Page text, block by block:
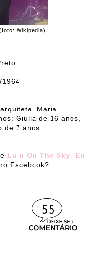
Wikipedia)
1964
Maria
Giulia de 16 anos,
de 7 anos.
Lulu On The Sky: Eu
Facebook?
55